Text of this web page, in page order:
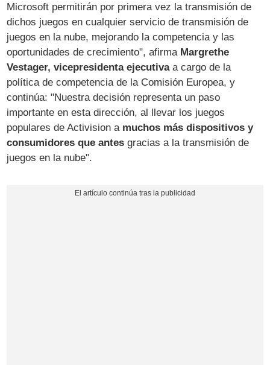
Microsoft permitirán por primera vez la transmisión de
dichos juegos en cualquier servicio de transmisión de
juegos en la nube, mejorando la competencia y las
oportunidades de crecimiento", afirma Margrethe
Vestager, vicepresidenta ejecutivaa cargo de la
política de competencia de la Comisión Europea, y
continúa: "Nuestra decisión representa un paso
importante en esta dirección, al llevar los juegos
populares de Activision a muchos más dispositivos y
consumidores que antes gracias a la transmisión de
juegos en la nube".